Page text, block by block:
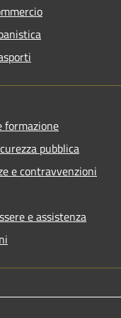
formazione
pubblica
e contravvenzioni
e assistenza